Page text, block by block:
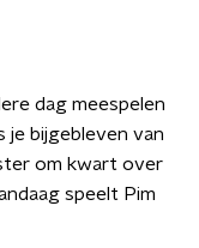
dag meespelen
je bijgebleven van
om kwart over
speelt Pim